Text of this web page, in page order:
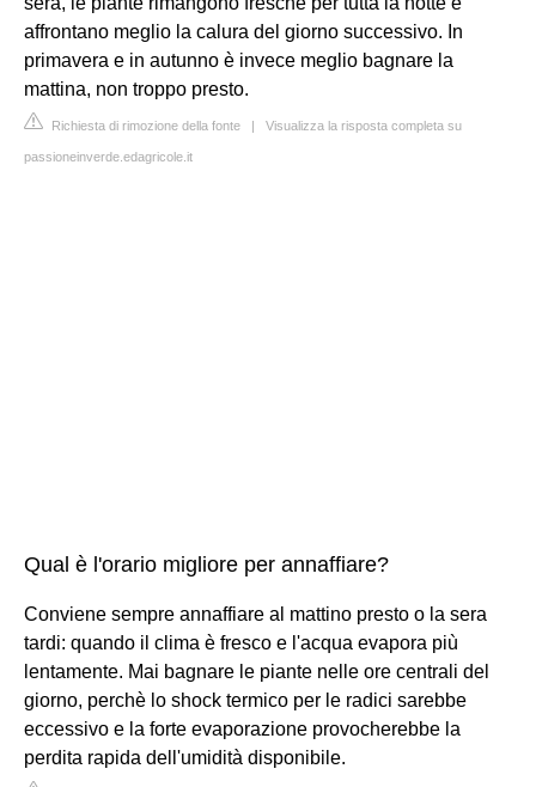
affrontano meglio la calura del giorno successivo. In
primavera e in autunno è invece meglio bagnare la
mattina, non troppo presto.
Richiesta di rimozione della fonte | Visualizza la risposta completa su
passioneinverde.edagricole.it
Qual è l'orario migliore per annaffiare?
Conviene sempre annaffiare al mattino presto o la sera
tardi: quando il clima è fresco e l'acqua evapora più
lentamente. Mai bagnare le piante nelle ore centrali del
giorno, perchè lo shock termico per le radici sarebbe
eccessivo e la forte evaporazione provocherebbe la
perdita rapida dell'umidità disponibile.